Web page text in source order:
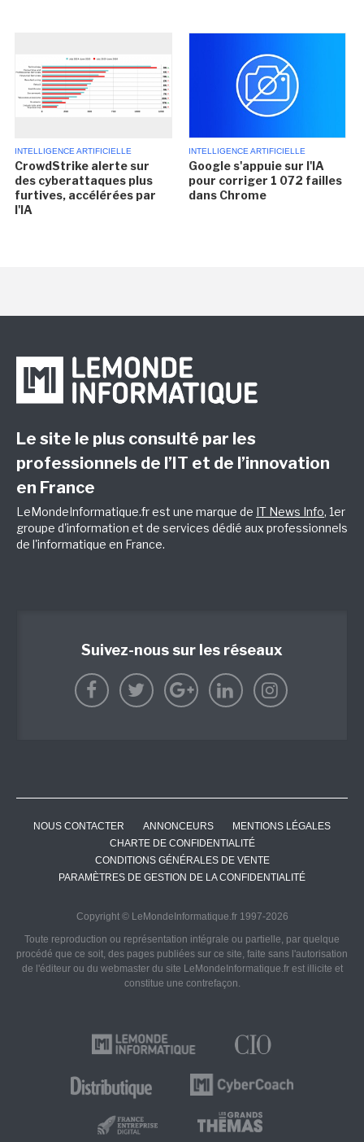
INTELLIGENCE ARTIFICIELLE
CrowdStrike alerte sur
des cyberattaques plus
furtives, accélérées par
l'IA
INTELLIGENCE ARTIFICIELLE
Google s'appuie sur l'IA
pour corriger 1 072 failles
dans Chrome
Le site le plus consulté par les
professionnels de l’IT et de l’innovation
en France
LeMondeInformatique.fr est une marque de IT News Info, 1er
groupe d'information et de services dédié aux professionnels
de l'informatique en France.
Suivez-nous sur les réseaux
NOUS CONTACTER ANNONCEURS
MENTIONS LÉGALES
CHARTE DE CONFIDENTIALITÉ
CONDITIONS GÉNÉRALES DE VENTE
PARAMÈTRES DE GESTION DE LA CONFIDENTIALITÉ
Copyright © LeMondeInformatique.fr 1997-2026
Toute reproduction ou représentation intégrale ou partielle, par quelque
procédé que ce soit, des pages publiées sur ce site, faite sans l'autorisation
de l'éditeur ou du webmaster du site LeMondeInformatique.fr est illicite et
constitue une contrefaçon.